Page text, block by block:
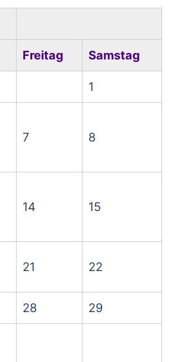
Freitag Samstag
1
7 8
14 15
21 22
28 29